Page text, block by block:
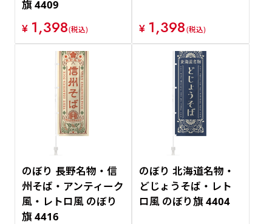
旗 4409
¥ 1,398(税込) ¥ 1,398(税込)
のぼり 長野名物・信
州そば・アンティーク
風・レトロ風 のぼり
旗 4416
のぼり 北海道名物・
どじょうそば・レト
ロ風 のぼり旗 4404